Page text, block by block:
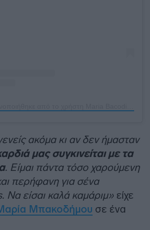
ακόμα κι αν δεν ήμασταν
μας συγκινείται με τα
. Είμαι πάντα τόσο χαρούμενη
περήφανη για σένα
Να είσαι καλά καμάριμ» είχε
Μπακοδήμου σε ένα